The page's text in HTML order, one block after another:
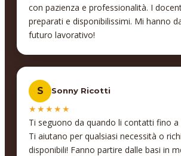
con pazienza e professionalità. I
preparati e disponibilissimi. Mi hanno
futuro lavorativo!
S Sonny Ricotti
★★★★★
Ti seguono da quando li contatti fino a
Ti aiutano per qualsiasi necessità o
disponibili! Fanno partire dalle basi in